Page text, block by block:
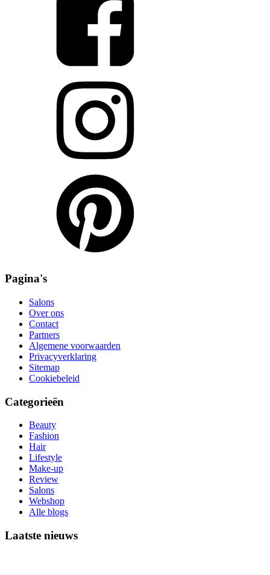
Pagina's
Salons
Over ons
Contact
Partners
Algemene voorwaarden
Privacyverklaring
Sitemap
Cookiebeleid
Categorieën
Beauty
Fashion
Hair
Lifestyle
Make-up
Review
Salons
Webshop
Alle blogs
Laatste nieuws